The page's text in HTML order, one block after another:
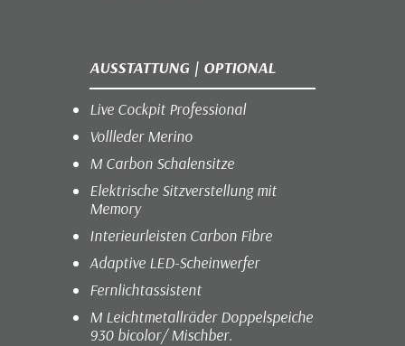
AUSSTATTUNG | OPTIONAL
Live Cockpit Professional
Vollleder Merino
M Carbon Schalensitze
Elektrische Sitzverstellung mit
Memory
Interieurleisten Carbon Fibre
Adaptive LED-Scheinwerfer
Fernlichtassistent
M Leichtmetallräder Doppelspeiche
930 bicolor/ Mischber.